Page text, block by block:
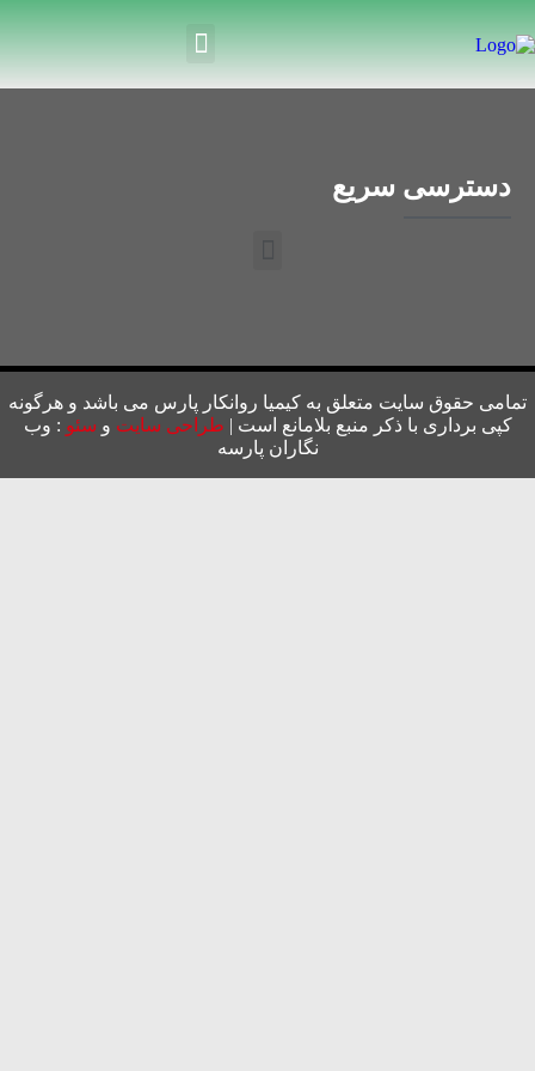
دسترسی سریع
تمامی حقوق سایت متعلق به کیمیا روانکار پارس می باشد و هرگونه
کپی برداری با ذکر منبع بلامانع است | طراحی سایت و سئو : وب
نگاران پارسه